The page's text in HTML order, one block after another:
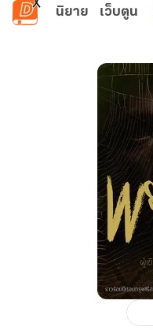
ข้ามไปยังเนื้อหาหลัก
นิยาย เว็บตูน
พยนต์